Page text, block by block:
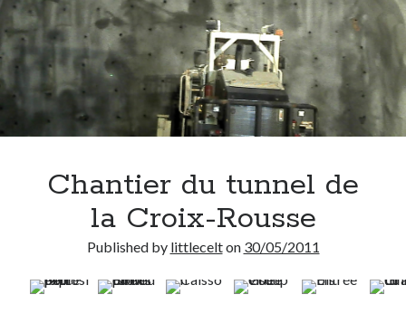
Derniers articles
Municipales 2026 : Lyon, Métropole et Caluire, mon choix pour l’avenir
Quel Lyonnais es-tu, Renaud Ducher ?
A quand une véritable place pour le vélo à Caluire dans la Métropole de
Comment je vis ma vie sur un vélo
Chantier du tunnel de
la Croix-Rousse
Published by littlecelton 30/05/2011